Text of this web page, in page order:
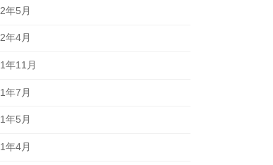
年5月
年4月
年11月
年7月
年5月
年4月